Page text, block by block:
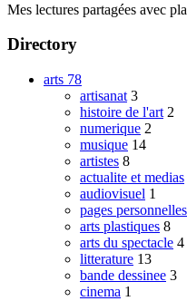
Mes lectures partagées avec
Directory
arts 78
artisanat 3
histoire de l'art 2
numerique 2
musique 14
artistes 8
actualite et medias
audiovisuel 1
pages personnelles
arts plastiques 8
arts du spectacle 4
litterature 13
bande dessinee 3
cinema 1